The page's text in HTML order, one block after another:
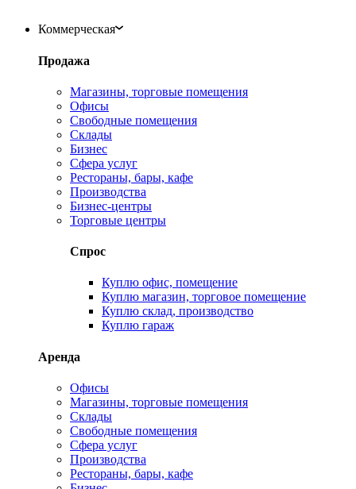
Коммерческая
Продажа
Магазины, торговые помещения
Офисы
Свободные помещения
Склады
Бизнес
Сфера услуг
Рестораны, бары, кафе
Производства
Бизнес-центры
Торговые центры
Спрос
Куплю офис, помещение
Куплю магазин, торговое помещение
Куплю склад, производство
Куплю гараж
Аренда
Офисы
Магазины, торговые помещения
Склады
Свободные помещения
Сфера услуг
Производства
Рестораны, бары, кафе